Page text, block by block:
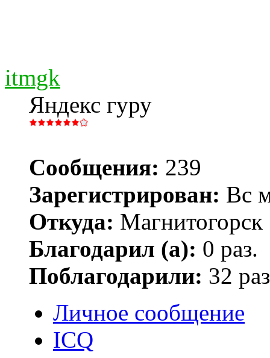
itmgk
Яндекс гуру
Сообщения: 239
Зарегистрирован: Вс
Откуда: Магнитогорск
Благодарил (а): 0 раз.
Поблагодарили: 32
Личное сообщение
ICQ